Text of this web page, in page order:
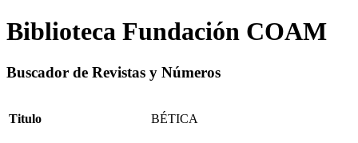
Biblioteca Fundación COAM
Buscador de Revistas y Números
Titulo BÉTICA